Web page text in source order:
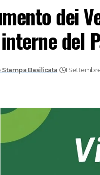
dei
del
Stampa Basilicata 1